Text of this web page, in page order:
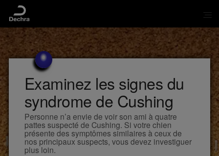
Examinez les signes du
syndrome de Cushing
Personne n’a envie de voir son ami à quatre
pattes suspecté de Cushing. Si votre chien
présente des symptômes similaires à ceux de
nos principaux suspects, vous devez investiguer
plus loin.